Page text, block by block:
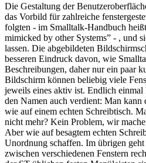
Die Gestaltung der
das Vorbild für zahlreiche
folgten - im Smalltalk-Handbuch
mimicked by other Systems” - , und
lassen. Die abgebildeten
besseren Eindruck davon, wie
Beschreibungen, daher nur ein paar
Bildschirm können beliebig viele
jeweils eines aktiv ist. Endlich einmal
den Namen auch verdient: Man kann
wie auf einem echten Schreibtisch.
nicht mehr? Kein Problem, wir
Aber wie auf besagtem echten
Unordnung schaffen. Im übrigen
zwischen verschiedenen Fenstern